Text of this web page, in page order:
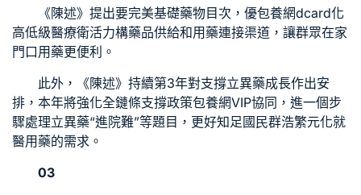
《陳述》提出要完美基礎藥物目次，優包養網dcard化
高低級醫療衛活力構藥品供給和用藥連接渠道，讓群眾在家
門口用藥更便利。
此外，《陳述》持續第3年對支撐立異藥成長作出安
排，本年將強化全鏈條支撐政策包養網VIP協同，進一個步
驟處理立異藥“進院難”等題目，更好知足國民群浩繁元化就
醫用藥的需求。
03